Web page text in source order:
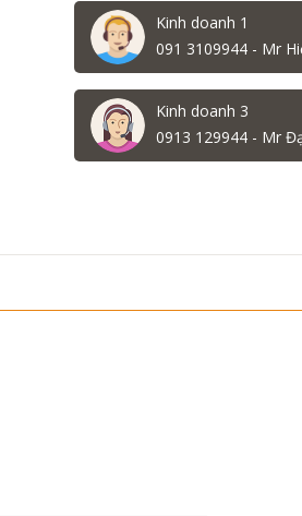
Kinh doanh 1
091 3109944 - Mr
Kinh doanh 3
0913 129944 - Mr